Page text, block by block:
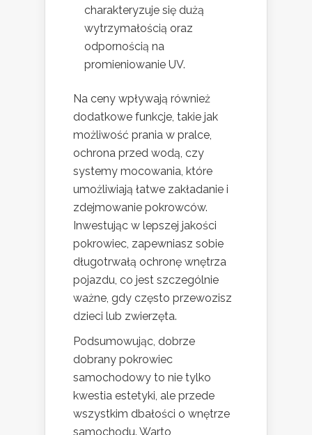
charakteryzuje się dużą
wytrzymałością oraz
odpornością na
promieniowanie UV.
Na ceny wpływają również
dodatkowe funkcje, takie jak
możliwość prania w pralce,
ochrona przed wodą, czy
systemy mocowania, które
umożliwiają łatwe zakładanie i
zdejmowanie pokrowców.
Inwestując w lepszej jakości
pokrowiec, zapewniasz sobie
długotrwałą ochronę wnętrza
pojazdu, co jest szczególnie
ważne, gdy często przewozisz
dzieci lub zwierzęta.
Podsumowując, dobrze
dobrany pokrowiec
samochodowy to nie tylko
kwestia estetyki, ale przede
wszystkim dbałości o wnętrze
samochodu. Warto